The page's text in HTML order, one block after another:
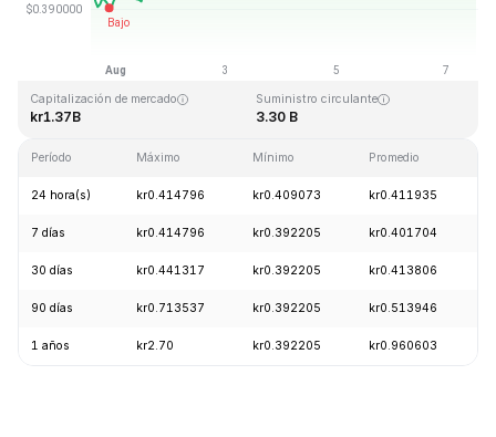
Última actualización: 2026-08-07, 12:31 GMT+0
kr0.307978
Capitalización de mercado
kr1.37B
Suministro circulante
3.30 B
Período Máximo Mínimo Promedio
24 hora(s) kr0.414796 kr0.409073 kr0.411935
7 días kr0.414796 kr0.392205 kr0.401704
30 días kr0.441317 kr0.392205 kr0.413806
90 días kr0.713537 kr0.392205 kr0.513946
1 años kr2.70 kr0.392205 kr0.960603